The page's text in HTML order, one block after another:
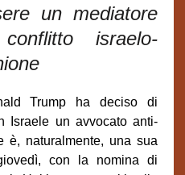
un mediatore
israelo-
Trump ha deciso di
Israele un avvocato anti-
è, naturalmente, una sua
con la nomina di